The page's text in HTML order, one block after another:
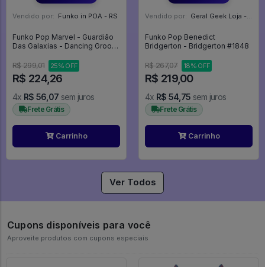
Vendido por: Funko in POA - RS
Funko Pop Marvel - Guardião
Das Galaxias - Dancing Groot -
Marvel #65
R$ 299,01 25% OFF
R$ 224,26
4x R$ 56,07 sem juros
Frete Grátis
Carrinho
Vendido por: Geral Geek Loja - SP
Funko Pop Benedict
Bridgerton - Bridgerton #1848
R$ 267,07 18% OFF
R$ 219,00
4x R$ 54,75 sem juros
Frete Grátis
Carrinho
Ver Todos
Cupons disponíveis para você
Aproveite produtos com cupons especiais